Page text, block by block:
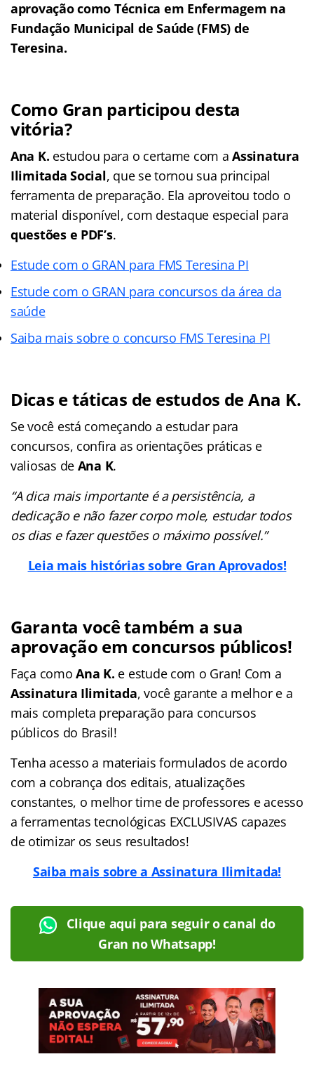
aprovação como Técnica em Enfermagem na
Fundação Municipal de Saúde (FMS) de
Teresina.
Como Gran participou desta
vitória?
Ana K. estudou para o certame com aAssinatura
Ilimitada Social, que se tornou sua principal
ferramenta de preparação. Ela aproveitou todo o
material disponível, com destaque especial para
questões e PDF’s.
Estude com o GRAN para FMS Teresina PI
Estude com o GRAN para concursos da área da
saúde
Saiba mais sobre o concurso FMS Teresina PI
Dicas e táticas de estudos deAna K.
Se você está começando a estudar para
concursos, confira as orientações práticas e
valiosas de Ana K.
“A dica mais importante é a persistência, a
dedicação e não fazer corpo mole, estudar todos
os dias e fazer questões o máximo possível.”
Leia mais histórias sobre Gran Aprovados!
Garanta você também a sua
aprovação em concursos públicos!
Faça comoAna K. e estude com o Gran! Com a
Assinatura Ilimitada, você garante a melhor e a
mais completa preparação para concursos
públicos do Brasil!
Tenha acesso a materiais formulados de acordo
com a cobrança dos editais, atualizações
constantes, o melhor time de professores e acesso
a ferramentas tecnológicas EXCLUSIVAS capazes
de otimizar os seus resultados!
Saiba mais sobre a Assinatura Ilimitada!
Clique aqui para seguir o canal do
Gran no Whatsapp!